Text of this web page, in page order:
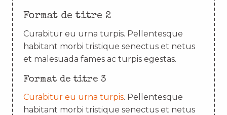
Format de titre 2
Curabitur eu urna turpis. Pellentesque
habitant morbi tristique senectus et netus
et malesuada fames ac turpis egestas.
Format de titre 3
Curabitur eu urna turpis. Pellentesque
habitant morbi tristique senectus et netus